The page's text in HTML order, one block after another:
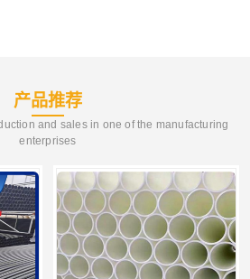
产品推荐
and sales in one of the manufacturing
enterprises